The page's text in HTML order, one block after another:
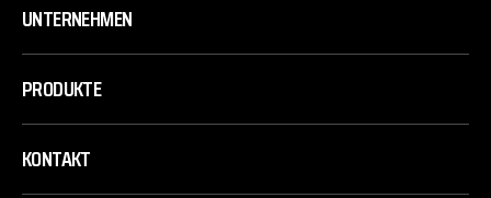
UNTERNEHMEN
PRODUKTE
KONTAKT